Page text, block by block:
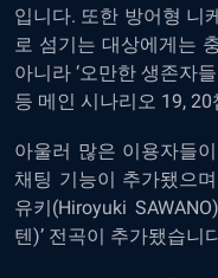
입니다. 또한 방어형 니
로 섬기는 대상에게는
아니라 ‘오만한 생존자
등 메인 시나리오 19,
아울러 많은 이용자들
채팅 기능이 추가됐으
유키(Hiroyuki
텐)’ 전곡이 추가됐습니